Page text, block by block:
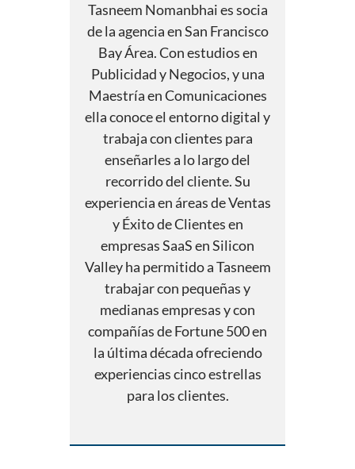
Tasneem Nomanbhai es socia
de la agencia en San Francisco
Bay Área. Con estudios en
Publicidad y Negocios, y una
Maestría en Comunicaciones
ella conoce el entorno digital y
trabaja con clientes para
enseñarles a lo largo del
recorrido del cliente. Su
experiencia en áreas de Ventas
y Éxito de Clientes en
empresas SaaS en Silicon
Valley ha permitido a Tasneem
trabajar con pequeñas y
medianas empresas y con
compañías de Fortune 500 en
la última década ofreciendo
experiencias cinco estrellas
para los clientes.